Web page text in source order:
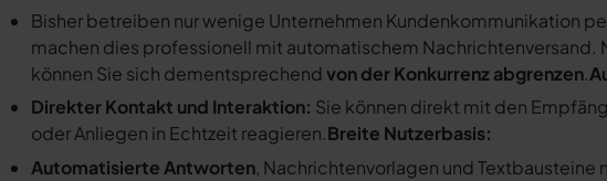
Bisher betreiben nur wenige Unternehmen Kundenkommunikation
machen dies professionell mit automatischem Nachrichtenversand.
können Sie sich dementsprechendvon der Konkurrenz abgrenzen.
Direkter Kontakt und Interaktion: Sie können direkt mit den
oder Anliegen in Echtzeit reagieren.Breite Nutzerbasis:
Automatisierte Antworten, Nachrichtenvorlagen und